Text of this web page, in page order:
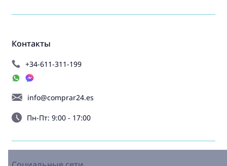
Контакты
+34-611-311-199
info@comprar24.es
Пн-Пт: 9:00 - 17:00